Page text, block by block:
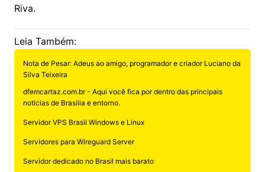
Riva.
Leia Também:
Nota de Pesar: Adeus ao amigo, programador e criador Luciano da
Silva Teixeira
dfemcartaz.com.br - Aqui você fica por dentro das principais
noticias de Brasilia e entorno.
Servidor VPS Brasil Windows e Linux
Servidores para Wireguard Server
Servidor dedicado no Brasil mais barato